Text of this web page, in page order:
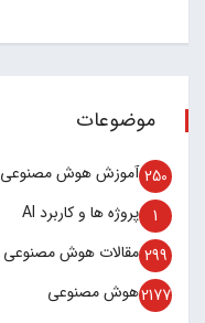
موضوعات
آموزش هوش مصنوعی 250
پروژه ها و کاربرد AI 1
مقالات هوش مصنوعی 299
هوش مصنوعی2177